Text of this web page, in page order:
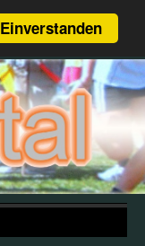
Einverstanden